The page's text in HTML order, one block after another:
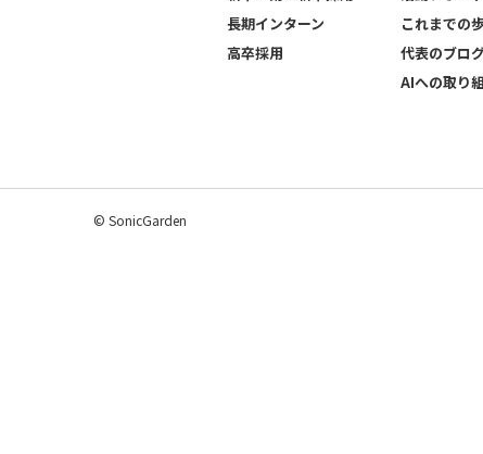
長期インターン
高卒採用
これまでの
代表のブロ
AIへの取り
© SonicGarden